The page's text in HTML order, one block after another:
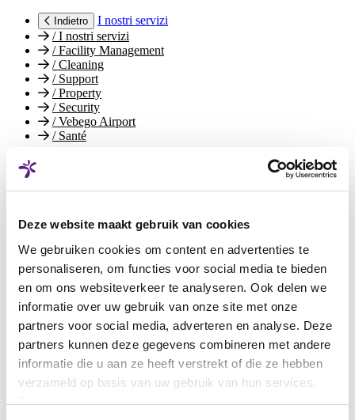
Deze website maakt gebruik van cookies
We gebruiken cookies om content en advertenties te
personaliseren, om functies voor social media te bieden
en om ons websiteverkeer te analyseren. Ook delen we
informatie over uw gebruik van onze site met onze
partners voor social media, adverteren en analyse. Deze
partners kunnen deze gegevens combineren met andere
informatie die u aan ze heeft verstrekt of die ze hebben
verzameld op basis van uw gebruik van hun services.
Privacystatement
Indietro
I nostri servizi
/I nostri servizi
/Facility Management
/Cleaning
/Support
/Property
/Security
/Vebego Airport
/Santé
/Sostenibilità - Social Responsibility
/Certificazioni e riconoscimenti
/Relazione annuale di Vebego
Lavoro e carriera
Lavoro e carriera
/Lavorare presso Vebego
/Posizioni aperte
/Apprendistato presso Vebego
/Studio presso Vebego
/Il mondo del lavoro da Vebego
I tuoi contatti